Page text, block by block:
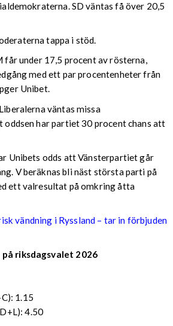
SD väntas få över 20,5
tappa i stöd.
får under 17,5 procent av rösterna,
med ett par procentenheter från
Unibet.
väntas missa
oddsen har partiet 30 procent chans att
Unibets odds att Vänsterpartiet går
V beräknas bli näst största parti på
ett valresultat på omkring åtta
vändning i Ryssland – tar in förbjuden
på riksdagsvalet 2026
1.15
4.50